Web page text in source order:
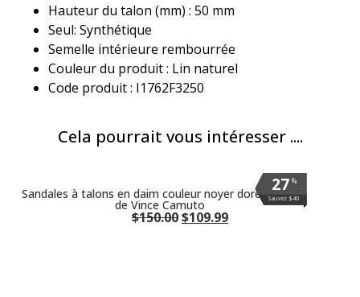
Hauteur du talon (mm) : 50 mm
Seul: Synthétique
Semelle intérieure rembourrée
Couleur du produit : Lin naturel
Code produit : I1762F3250
Cela pourrait vous intéresser ....
%
27
Sauvez $40
%
27
Sauvez $40
%
27
Sauvez $40
%
27
Sauvez $40
%
27
Sauvez $40
%
27
Sauvez $40
%
27
Sauvez $40
%
27
Sauvez $40
%
27
Sauvez $40
%
27
Sauvez $40
%
27
Sauvez $40
Sandales à talons en daim couleur noyer doré Alyysa
de Vince Camuto
$150.00$109.99